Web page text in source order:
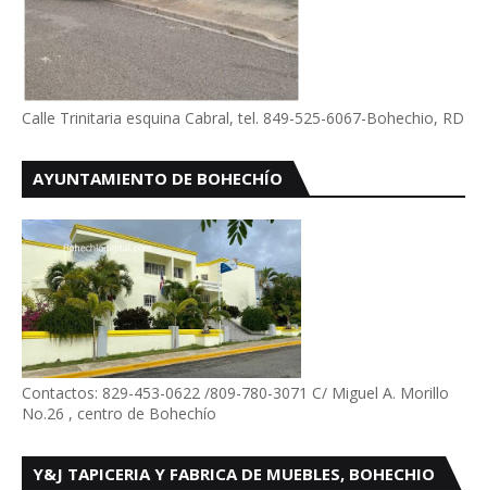
Calle Trinitaria esquina Cabral, tel. 849-525-6067-Bohechio, RD
AYUNTAMIENTO DE BOHECHÍO
Contactos: 829-453-0622 /809-780-3071 C/ Miguel A. Morillo
No.26 , centro de Bohechío
Y&J TAPICERIA Y FABRICA DE MUEBLES, BOHECHIO